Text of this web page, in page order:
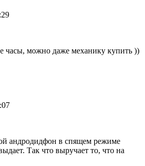
часы, можно даже механику купить ))
андродидфон в спящем режиме
Так что выручает то, что на